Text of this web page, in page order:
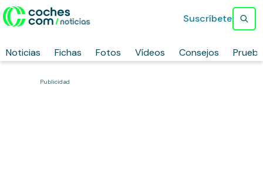
Noticias Fichas Fotos Vídeos Consejos
Suscríbete
Publicidad